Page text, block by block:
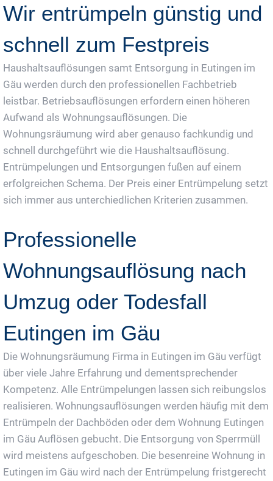
Wir entrümpeln günstig und
schnell zum Festpreis
Haushaltsauflösungen samt Entsorgung in Eutingen im
Gäu werden durch den professionellen Fachbetrieb
leistbar. Betriebsauflösungen erfordern einen höheren
Aufwand als Wohnungsauflösungen. Die
Wohnungsräumung wird aber genauso fachkundig und
schnell durchgeführt wie die Haushaltsauflösung.
Entrümpelungen und Entsorgungen fußen auf einem
erfolgreichen Schema. Der Preis einer Entrümpelung setzt
sich immer aus unterchiedlichen Kriterien zusammen.
Professionelle
Wohnungsauflösung nach
Umzug oder Todesfall
Eutingen im Gäu
Die Wohnungsräumung Firma in Eutingen im Gäu verfügt
über viele Jahre Erfahrung und dementsprechender
Kompetenz. Alle Entrümpelungen lassen sich reibungslos
realisieren. Wohnungsauflösungen werden häufig mit dem
Entrümpeln der Dachböden oder dem Wohnung Eutingen
im Gäu Auflösen gebucht. Die Entsorgung von Sperrmüll
wird meistens aufgeschoben. Die besenreine Wohnung in
Eutingen im Gäu wird nach der Entrümpelung fristgerecht